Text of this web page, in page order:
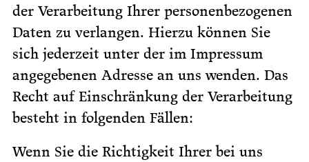
der Verarbeitung Ihrer personenbezogenen
Daten zu verlangen. Hierzu können Sie
sich jederzeit unter der im Impressum
angegebenen Adresse an uns wenden. Das
Recht auf Einschränkung der Verarbeitung
besteht in folgenden Fällen:
Wenn Sie die Richtigkeit Ihrer bei uns